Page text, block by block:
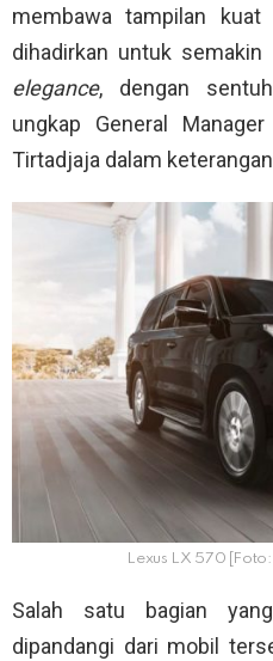
membawa tampilan kuat
dihadirkan untuk semakin
elegance, dengan
ungkap General
Tirtadjaja dalam
Lexus LX 570 [Foto:
Salah satu bagian
dipandangi dari mobil